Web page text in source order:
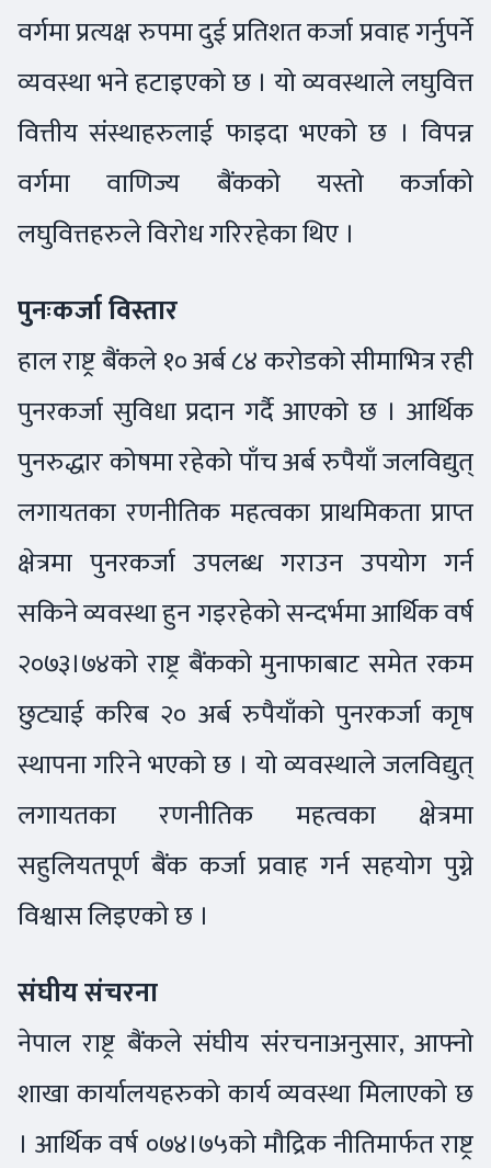
वर्गमा प्रत्यक्ष रुपमा दुई प्रतिशत कर्जा प्रवाह गर्नुपर्ने
व्यवस्था भने हटाइएको छ । यो व्यवस्थाले लघुवित्त
वित्तीय संस्थाहरुलाई फाइदा भएको छ । विपन्न
वर्गमा वाणिज्य बैंकको यस्तो कर्जाको
लघुवित्तहरुले विरोध गरिरहेका थिए ।
पुनःकर्जा विस्तार
हाल राष्ट्र बैंकले १० अर्ब ८४ करोडको सीमाभित्र रही
पुनरकर्जा सुविधा प्रदान गर्दै आएको छ । आर्थिक
पुनरुद्धार कोषमा रहेको पाँच अर्ब रुपैयाँ जलविद्युत्
लगायतका रणनीतिक महत्वका प्राथमिकता प्राप्त
क्षेत्रमा पुनरकर्जा उपलब्ध गराउन उपयोग गर्न
सकिने व्यवस्था हुन गइरहेको सन्दर्भमा आर्थिक वर्ष
२०७३।७४को राष्ट्र बैंकको मुनाफाबाट समेत रकम
छुट्याई करिब २० अर्ब रुपैयाँको पुनरकर्जा काृष
स्थापना गरिने भएको छ । यो व्यवस्थाले जलविद्युत्
लगायतका रणनीतिक महत्वका क्षेत्रमा
सहुलियतपूर्ण बैंक कर्जा प्रवाह गर्न सहयोग पुग्ने
विश्वास लिइएको छ ।
संघीय संचरना
नेपाल राष्ट्र बैंकले संघीय संरचनाअनुसार, आफ्नो
शाखा कार्यालयहरुको कार्य व्यवस्था मिलाएको छ
। आर्थिक वर्ष ०७४।७५को मौद्रिक नीतिमार्फत राष्ट्र